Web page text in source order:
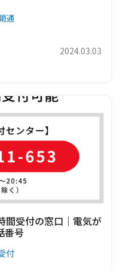
通
2024.03.03
間受付の窓口｜電気が
番号
付